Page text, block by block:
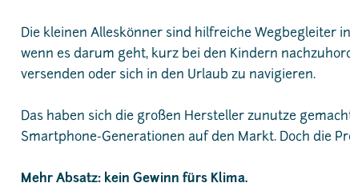
Die kleinen Alleskönner sind hilfreiche Wegbegleiter
wenn es darum geht, kurz bei den Kindern
versenden oder sich in den Urlaub zu navigieren.
Das haben sich die großen Hersteller zunutze
Smartphone-Generationen auf den Markt. Doch die
Mehr Absatz: kein Gewinn fürs Klima.